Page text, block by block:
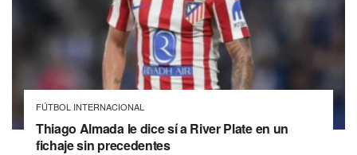
FÚTBOL INTERNACIONAL
Thiago Almada le dice sí a River Plate en un
fichaje sin precedentes